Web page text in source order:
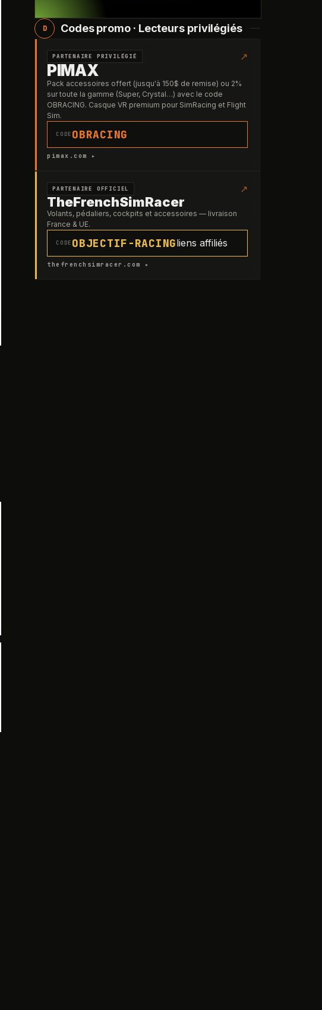
D Codes promo · Lecteurs privilégiés
PARTENAIRE PRIVILÉGIÉ ↗
PIMAX
Pack accessoires offert (jusqu'à 150$ de remise) ou 2%
sur toute la gamme (Super, Crystal…) avec le code
OBRACING. Casque VR premium pour SimRacing et Flight
Sim.
CODE OBRACING
pimax.com ▸
PARTENAIRE OFFICIEL ↗
TheFrenchSimRacer
Volants, pédaliers, cockpits et accessoires — livraison
France & UE.
CODE OBJECTIF-RACINGliens affiliés
thefrenchsimracer.com ▸